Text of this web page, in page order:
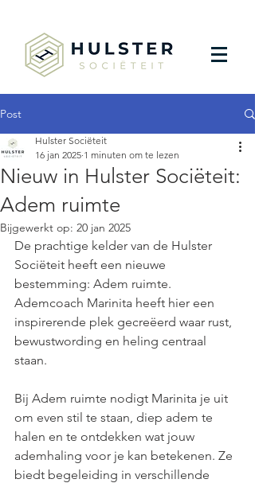
Post
Nieuw in Hulster Sociëteit:
Adem ruimte
Hulster Sociëteit
16 jan 2025 1 minuten om te lezen
Bijgewerkt op: 20 jan 2025
De prachtige kelder van de Hulster
Sociëteit heeft een nieuwe
bestemming: Adem ruimte.
Ademcoach Marinita heeft hier een
inspirerende plek gecreëerd waar rust,
bewustwording en heling centraal
staan.
Bij Adem ruimte nodigt Marinita je uit
om even stil te staan, diep adem te
halen en te ontdekken wat jouw
ademhaling voor je kan betekenen. Ze
biedt begeleiding in verschillende